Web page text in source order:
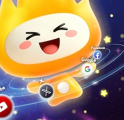
反对 [0]
支持[0] 反对[0]